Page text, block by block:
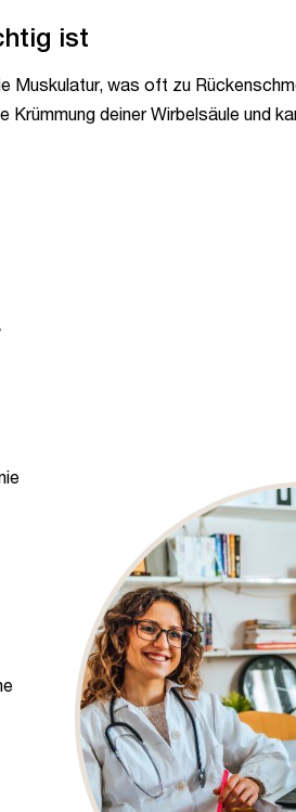
ist
Muskulatur, was oft zu
deiner Wirbelsäule und